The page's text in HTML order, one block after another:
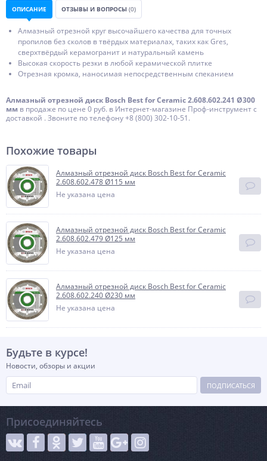
ОПИСАНИЕ ОТЗЫВЫ И ВОПРОСЫ (0)
Алмазный отрезной круг высочайшего качества для точных
пропилов без сколов в твёрдых материалах, таких как Gres,
сверхтвёрдый керамогранит и натуральный камень
Высокая скорость резки в любой керамической плитке
Отрезная кромка, наносимая непосредственным спеканием
Алмазный отрезной диск Bosch Best for Ceramic 2.608.602.241 Ø300
мм в продаже по цене 0 руб. в Интернет-магазине Проф-инструмент с
доставкой . Звоните по телефону +8 (800) 302-10-51.
Похожие товары
Алмазный отрезной диск Bosch Best for Ceramic
2.608.602.478 Ø115 мм
Не указана цена
Алмазный отрезной диск Bosch Best for Ceramic
2.608.602.479 Ø125 мм
Не указана цена
Алмазный отрезной диск Bosch Best for Ceramic
2.608.602.240 Ø230 мм
Не указана цена
Будьте в курсе!
Новости, обзоры и акции
ПОДПИСАТЬСЯ
Присоединяйтесь